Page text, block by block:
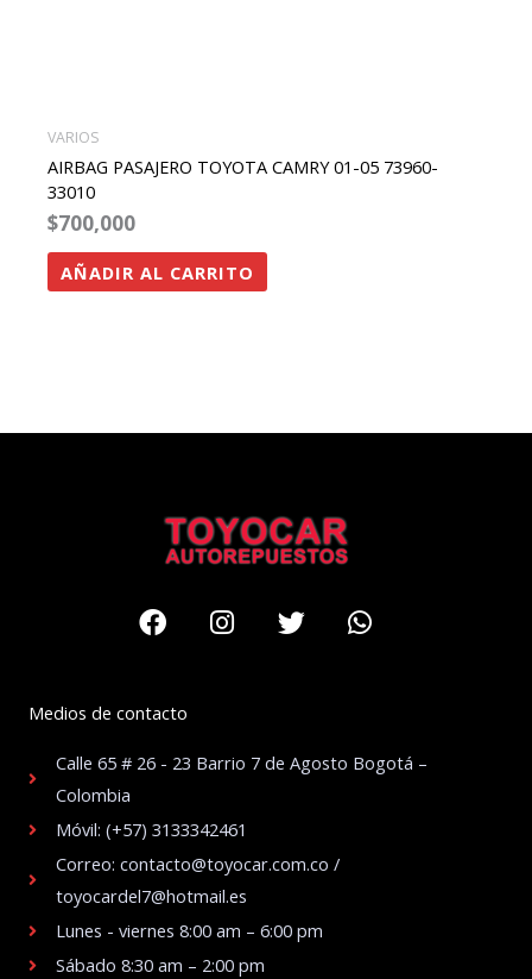
VARIOS
AIRBAG PASAJERO TOYOTA CAMRY 01-05 73960-
33010
$700,000
AÑADIR AL CARRITO
FacebookInstagram
TwitterWhatsapp
Medios de contacto
Calle 65 # 26 - 23 Barrio 7 de Agosto Bogotá –
Colombia
Móvil: (+57) 3133342461
Correo: contacto@toyocar.com.co /
toyocardel7@hotmail.es
Lunes - viernes 8:00 am – 6:00 pm
Sábado 8:30 am – 2:00 pm